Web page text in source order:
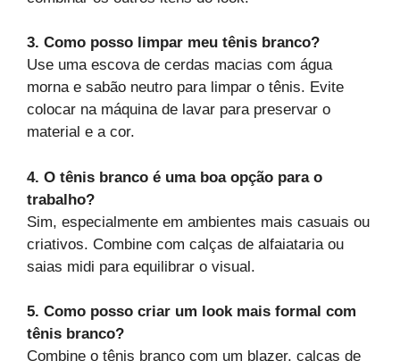
3. Como posso limpar meu tênis branco?
Use uma escova de cerdas macias com água
morna e sabão neutro para limpar o tênis. Evite
colocar na máquina de lavar para preservar o
material e a cor.
4. O tênis branco é uma boa opção para o
trabalho?
Sim, especialmente em ambientes mais casuais ou
criativos. Combine com calças de alfaiataria ou
saias midi para equilibrar o visual.
5. Como posso criar um look mais formal com
tênis branco?
Combine o tênis branco com um blazer, calças de